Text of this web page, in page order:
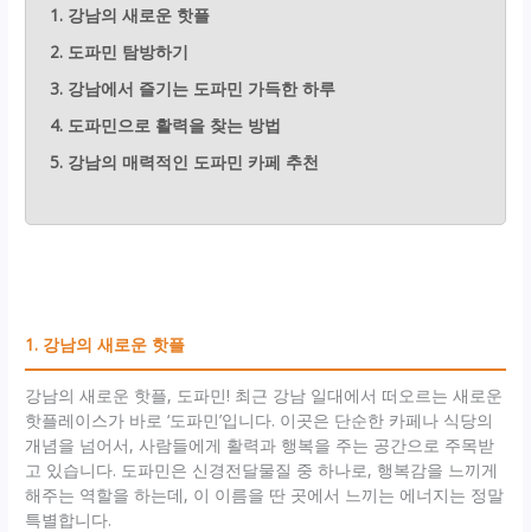
1. 강남의 새로운 핫플
2. 도파민 탐방하기
3. 강남에서 즐기는 도파민 가득한 하루
4. 도파민으로 활력을 찾는 방법
5. 강남의 매력적인 도파민 카페 추천
1. 강남의 새로운 핫플
강남의 새로운 핫플, 도파민! 최근 강남 일대에서 떠오르는 새로운
핫플레이스가 바로 ‘도파민’입니다. 이곳은 단순한 카페나 식당의
개념을 넘어서, 사람들에게 활력과 행복을 주는 공간으로 주목받
고 있습니다. 도파민은 신경전달물질 중 하나로, 행복감을 느끼게
해주는 역할을 하는데, 이 이름을 딴 곳에서 느끼는 에너지는 정말
특별합니다.